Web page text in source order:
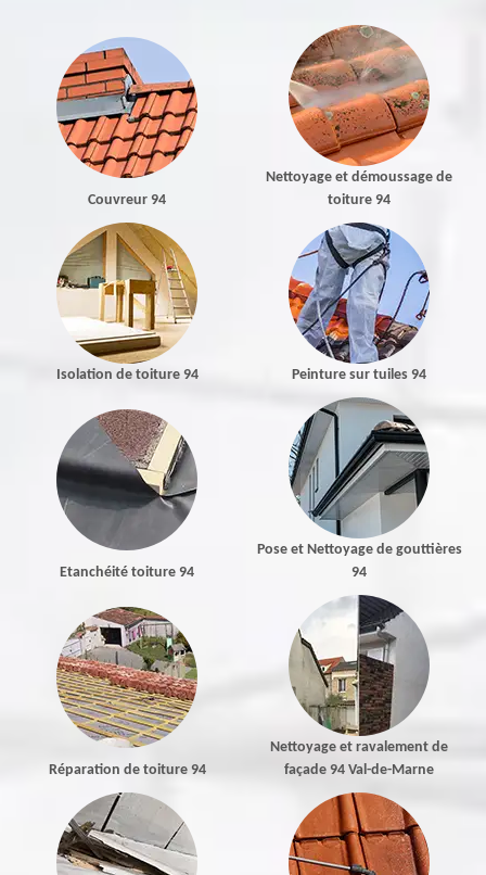
Couvreur 94
Nettoyage et démoussage de
toiture 94
Isolation de toiture 94 Peinture sur tuiles 94
Etanchéité toiture 94
Pose et Nettoyage de gouttières
94
Réparation de toiture 94
Nettoyage et ravalement de
façade 94 Val-de-Marne